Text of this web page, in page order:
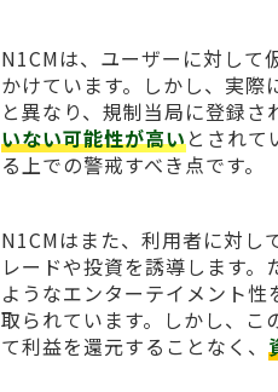
N1CMは、ユーザーに対して
かけています。しかし、実
と異なり、規制当局に登録さ
いない可能性が高いとされて
る上での警戒すべき点です。
N1CMはまた、利用者に対し
レードや投資を誘導します
ようなエンターテイメント
取られています。しかし、こ
て利益を還元することなく、